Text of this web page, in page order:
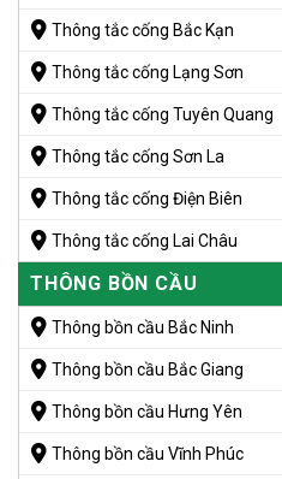
Thông tắc cống Bắc Kạn
Thông tắc cống Lạng Sơn
Thông tắc cống Tuyên Quang
Thông tắc cống Sơn La
Thông tắc cống Điện Biên
Thông tắc cống Lai Châu
THÔNG BỒN CẦU
Thông bồn cầu Bắc Ninh
Thông bồn cầu Bắc Giang
Thông bồn cầu Hưng Yên
Thông bồn cầu Vĩnh Phúc